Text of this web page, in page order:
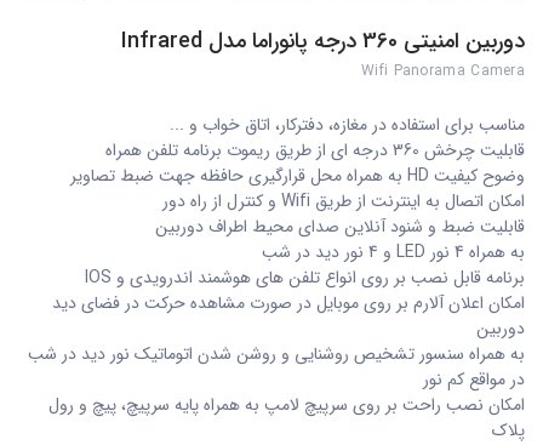
دوربین امنیتی 360 درجه پانوراما مدل Infrared
Wifi Panorama Camera
مناسب برای استفاده در مغازه، دفترکار، اتاق خواب و ...
قابلیت چرخش 360 درجه ای از طریق ریموت برنامه تلفن همراه
وضوح کیفیت HD به همراه محل قرارگیری حافظه جهت ضبط تصاویر
امکان اتصال به اینترنت از طریق Wifi و کنترل از راه دور
قابلیت ضبط و شنود آنلاین صدای محیط اطراف دوربین
به همراه 4 نور LED و 4 نور دید در شب
برنامه قابل نصب بر روی انواع تلفن های هوشمند اندرویدی و IOS
امکان اعلان آلارم بر روی موبایل در صورت مشاهده حرکت در فضای دید
دوربین
به همراه سنسور تشخیص روشنایی و روشن شدن اتوماتیک نور دید در شب
در مواقع کم نور
امکان نصب راحت بر روی سرپیچ لامپ به همراه پایه سرپیچ، پیچ و رول
پلاک